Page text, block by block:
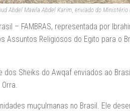
Abdel Mawla Abdel Karim, enviado do
– FAMBRAS, representada por
Assuntos Religiosos do Egito para o
Sheiks do Awqaf enviados ao
muçulmanas no Brasil. Ele